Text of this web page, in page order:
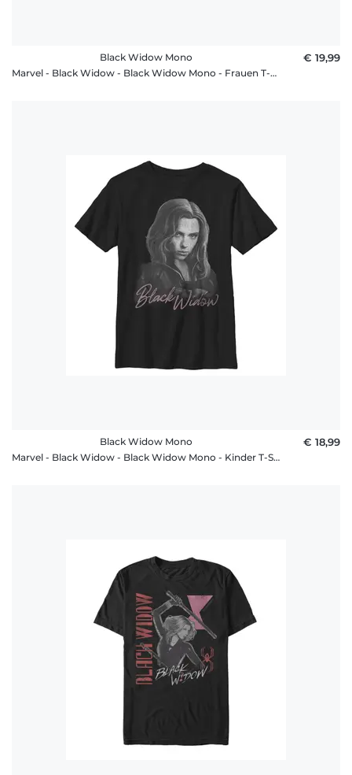
Black Widow Mono
Marvel - Black Widow - Black Widow Mono - Frauen T-Shirt
€ 19,99
Black Widow Mono
Marvel - Black Widow - Black Widow Mono - Kinder T-Shirt
€ 18,99